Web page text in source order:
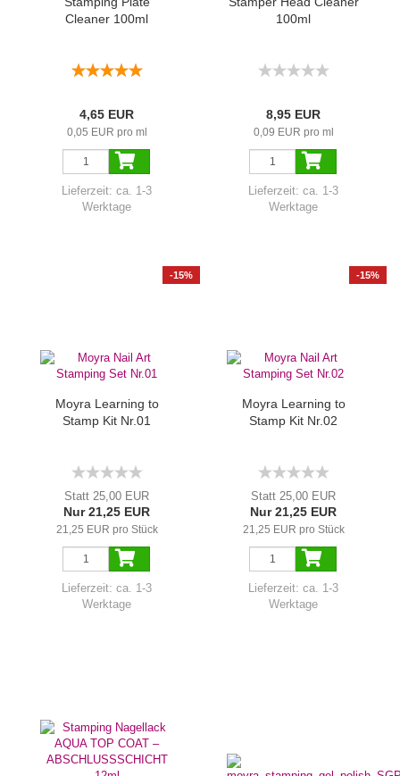
Cleaner 100ml
4,65 EUR
0,05 EUR pro ml
Lieferzeit: ca. 1-3
Werktage
100ml
8,95 EUR
0,09 EUR pro ml
Lieferzeit: ca. 1-3
Werktage
-15%
Moyra Learning to
Stamp Kit Nr.01
Statt 25,00 EUR
Nur 21,25 EUR
21,25 EUR pro Stück
Lieferzeit: ca. 1-3
Werktage
-15%
Moyra Learning to
Stamp Kit Nr.02
Statt 25,00 EUR
Nur 21,25 EUR
21,25 EUR pro Stück
Lieferzeit: ca. 1-3
Werktage